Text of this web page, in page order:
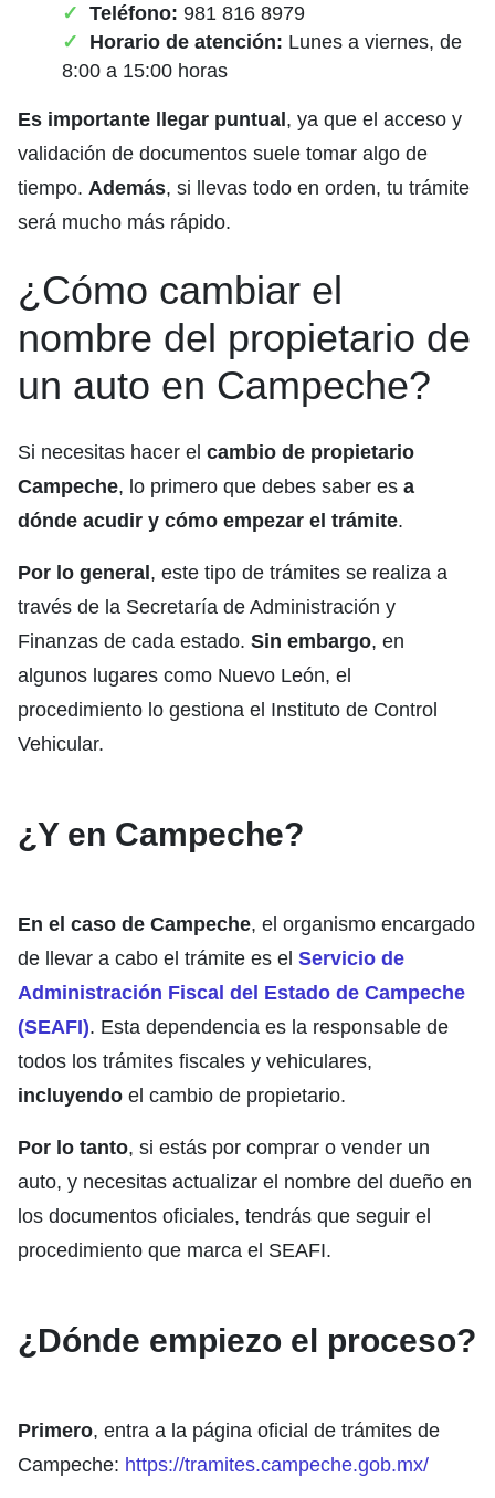
Teléfono: 981 816 8979
Horario de atención: Lunes a viernes, de
8:00 a 15:00 horas
Es importante llegar puntual, ya que el acceso y
validación de documentos suele tomar algo de
tiempo. Además, si llevas todo en orden, tu trámite
será mucho más rápido.
¿Cómo cambiar el
nombre del propietario de
un auto en Campeche?
Si necesitas hacer el cambio de propietario
Campeche, lo primero que debes saber es a
dónde acudir y cómo empezar el trámite.
Por lo general, este tipo de trámites se realiza a
través de la Secretaría de Administración y
Finanzas de cada estado. Sin embargo, en
algunos lugares como Nuevo León, el
procedimiento lo gestiona el Instituto de Control
Vehicular.
¿Y en Campeche?
En el caso de Campeche, el organismo encargado
de llevar a cabo el trámite es el Servicio de
Administración Fiscal del Estado de Campeche
(SEAFI). Esta dependencia es la responsable de
todos los trámites fiscales y vehiculares,
incluyendo el cambio de propietario.
Por lo tanto, si estás por comprar o vender un
auto, y necesitas actualizar el nombre del dueño en
los documentos oficiales, tendrás que seguir el
procedimiento que marca el SEAFI.
¿Dónde empiezo el proceso?
Primero, entra a la página oficial de trámites de
Campeche: https://tramites.campeche.gob.mx/